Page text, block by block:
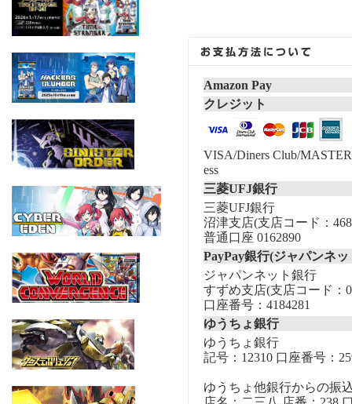
Amazon Pay
クレジット
VISA/Diners Club/
ess
三菱UFJ銀行
三菱UFJ銀行
沼津支店(支店コード：
普通口座 0162890
PayPay銀行(ジャパンネ
ジャパンネット銀行
すずめ支店(支店コード：
口座番号：4184281
ゆうちょ銀行
ゆうちょ銀行
記号：12310 口座番号：
ゆうちょ他銀行からの振